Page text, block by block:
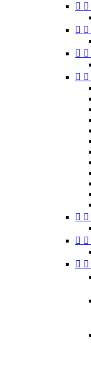
 
 
 
 
 
 
 